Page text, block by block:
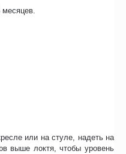
месяцев.
или на стуле, надеть на
выше локтя, чтобы уровень